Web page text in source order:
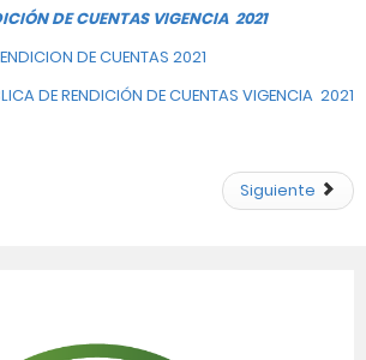
DE CUENTAS VIGENCIA 2021
DE CUENTAS 2021
DE RENDICIÓN DE CUENTAS VIGENCIA 2021
Siguiente